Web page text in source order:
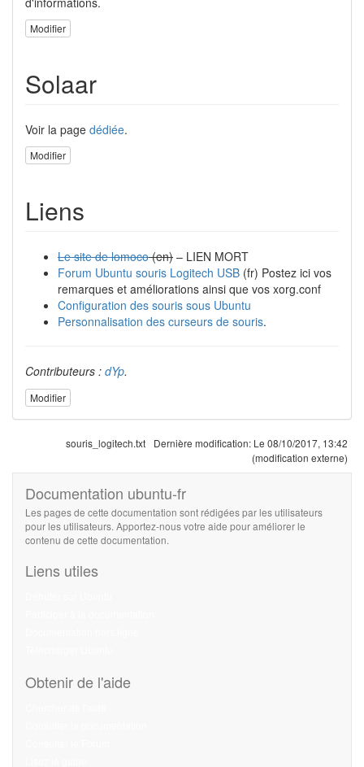
Modifier
Solaar
Voir la page dédiée.
Modifier
Liens
Le site de lomoco(en) – LIEN MORT
Forum Ubuntu souris Logitech USB (fr) Postez ici vos
remarques et améliorations ainsi que vos xorg.conf
Configuration des souris sous Ubuntu
Personnalisation des curseurs de souris.
Contributeurs : dYp.
Modifier
souris_logitech.txt Dernière modification: Le 08/10/2017, 13:42
(modification externe)
Documentation ubuntu-fr
Les pages de cette documentation sont rédigées par les utilisateurs
pour les utilisateurs. Apportez-nous votre aide pour améliorer le
contenu de cette documentation.
Liens utiles
Obtenir de l'aide